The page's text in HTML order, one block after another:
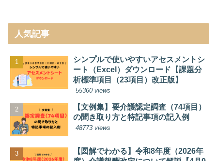
人気記事
シンプルで使いやすいアセスメントシ
ート（Excel）ダウンロード【課題分
析標準項目（23項目）改正版】
55360 views
【文例集】要介護認定調査（74項目）
の聞き取り方と特記事項の記入例
48773 views
【図解でわかる】令和8年度（2026年